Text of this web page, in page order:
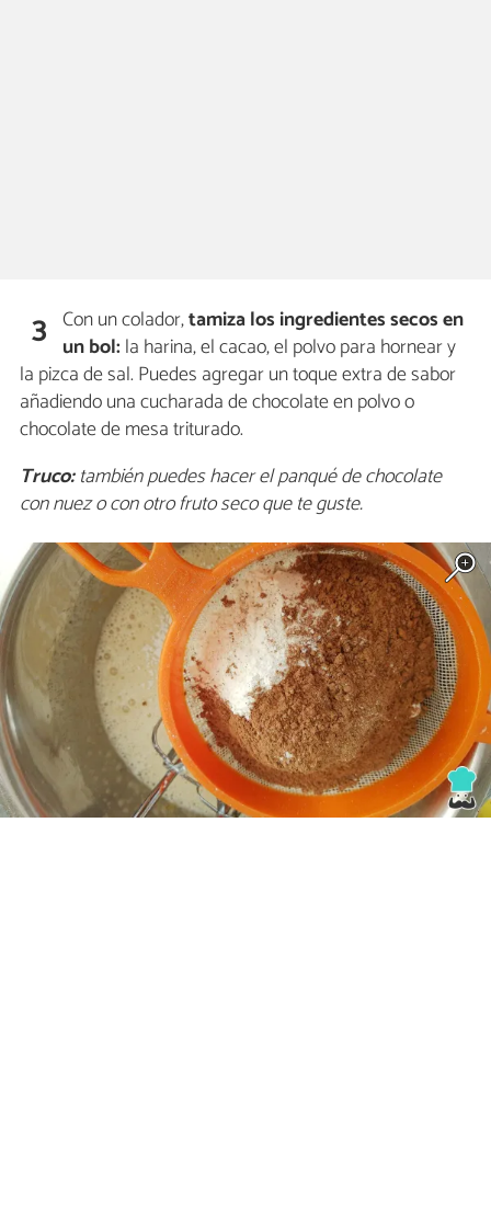
3 Con un colador,tamiza los ingredientes secos en
un bol:la harina, el cacao, el polvo para hornear y
la pizca de sal. Puedes agregar un toque extra de sabor
añadiendo una cucharada de chocolate en polvo o
chocolate de mesa triturado.
Truco:también puedes hacer el panqué de chocolate
con nuez o con otro fruto seco que te guste.